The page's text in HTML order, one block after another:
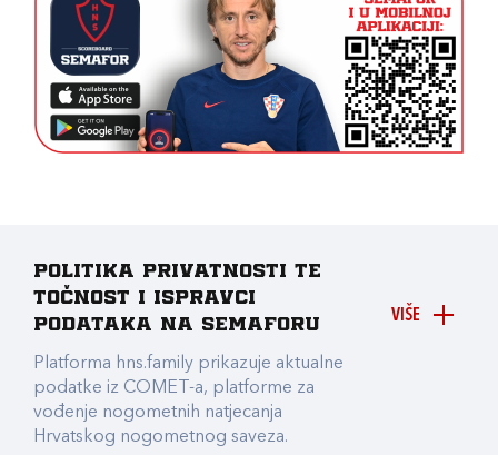
VIŠE
Politika privatnosti te
točnost i ispravci
podataka na Semaforu
Platforma hns.family prikazuje aktualne
podatke iz COMET-a, platforme za
vođenje nogometnih natjecanja
Hrvatskog nogometnog saveza.